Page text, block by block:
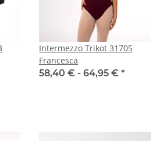
Intermezzo Trikot 31705
Francesca
58,40 € - 64,95 € *